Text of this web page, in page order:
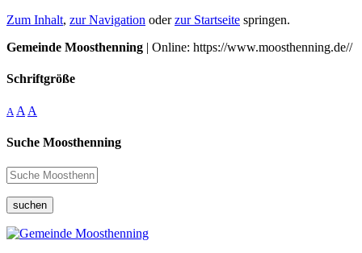
Zum Inhalt, zur Navigation oderzur Startseite springen.
Gemeinde Moosthenning | Online: https://www.moosthenning.de//
Schriftgröße
A A A
Suche Moosthenning
suchen